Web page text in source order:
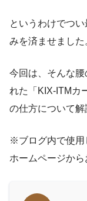
というわけでつ
みを済ませました
今回は、そんな腰
れた「KIX-ITMカ
の仕方について解
※ブログ内で使用
ホームページから